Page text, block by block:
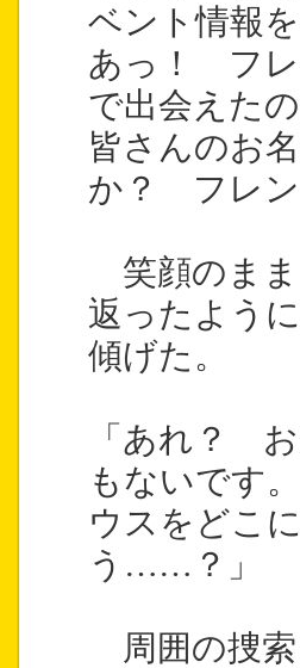
ベント情報
あっ！ フレ
で出会えた
皆さんのお
か？ フレ
笑顔のまま
返ったよう
傾げた。
「あれ？
もないです
ウスをどこ
う……？」
周囲の捜索